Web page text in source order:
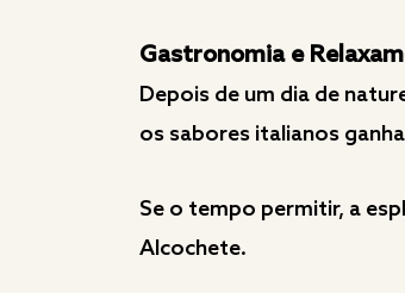
Gastronomia e
Depois de um dia de
os sabores italianos
Se o tempo permitir, a
Alcochete.